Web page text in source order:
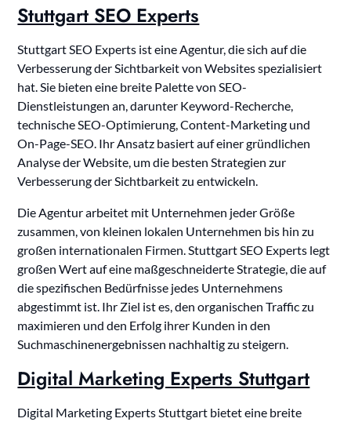
Stuttgart SEO Experts
Stuttgart SEO Experts ist eine Agentur, die sich auf die
Verbesserung der Sichtbarkeit von Websites spezialisiert
hat. Sie bieten eine breite Palette von SEO-
Dienstleistungen an, darunter Keyword-Recherche,
technische SEO-Optimierung, Content-Marketing und
On-Page-SEO. Ihr Ansatz basiert auf einer gründlichen
Analyse der Website, um die besten Strategien zur
Verbesserung der Sichtbarkeit zu entwickeln.
Die Agentur arbeitet mit Unternehmen jeder Größe
zusammen, von kleinen lokalen Unternehmen bis hin zu
großen internationalen Firmen. Stuttgart SEO Experts legt
großen Wert auf eine maßgeschneiderte Strategie, die auf
die spezifischen Bedürfnisse jedes Unternehmens
abgestimmt ist. Ihr Ziel ist es, den organischen Traffic zu
maximieren und den Erfolg ihrer Kunden in den
Suchmaschinenergebnissen nachhaltig zu steigern.
Digital Marketing Experts Stuttgart
Digital Marketing Experts Stuttgart bietet eine breite